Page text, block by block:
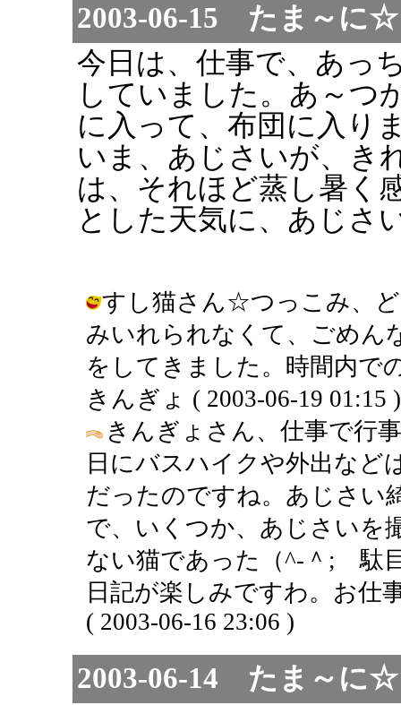
2003-06-15 たま～に
今日は、仕事で、あっ
していました。あ～つ
に入って、布団に入り
いま、あじさいが、き
は、それほど蒸し暑く
とした天気に、あじさ
すし猫さん☆つっこみ、
みいれられなくて、ごめ
をしてきました。時間内で
きんぎょ ( 2003-06-19 01:15 )
きんぎょさん、仕事で行
日にバスハイクや外出な
だったのですね。あじさい
で、いくつか、あじさいを
ない猫であった（^-＾; 駄
日記が楽しみですわ。お仕
( 2003-06-16 23:06 )
2003-06-14 たま～に